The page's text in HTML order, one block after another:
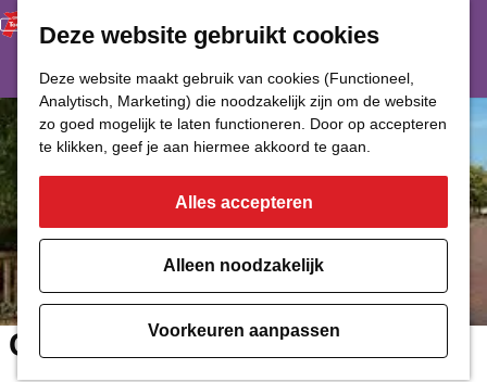
Deze website gebruikt cookies
Deze website maakt gebruik van cookies (Functioneel,
Analytisch, Marketing) die noodzakelijk zijn om de website
zo goed mogelijk te laten functioneren. Door op accepteren
te klikken, geef je aan hiermee akkoord te gaan.
Alles accepteren
Alleen noodzakelijk
Voorkeuren aanpassen
n
a
a
r
d
e
Restaurant
Eetcafé
Café of Bar
Nachtclub
Cultuur
Bioscoop & Theater
Uitgaan
Monumenten
Musea
Café Restaurant de Brug